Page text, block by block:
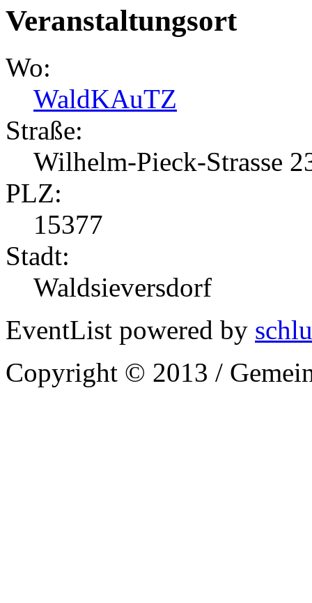
Veranstaltungsort
Wo:
WaldKAuTZ
Straße:
Wilhelm-Pieck-Strasse
PLZ:
15377
Stadt:
Waldsieversdorf
EventList powered by
Copyright © 2013 /